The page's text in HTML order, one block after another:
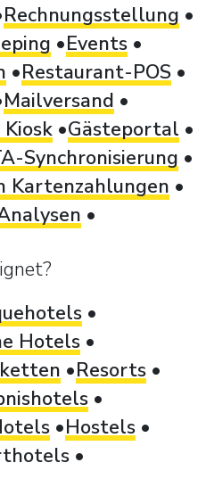
Rechnungsstellung
Events
Restaurant-POS
Mailversand
Gästeportal
Synchronisierung
Kartenzahlungen
Hotels
Resorts
Hostels